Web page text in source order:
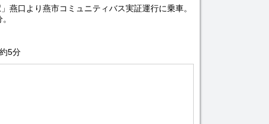
燕口より燕市コミュニティバス実証運行に乗車。
5分